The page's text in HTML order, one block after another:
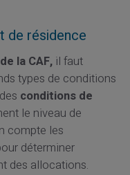
de résidence
la CAF,il faut
types de conditions
conditions de
le niveau de
compte les
déterminer
des allocations.